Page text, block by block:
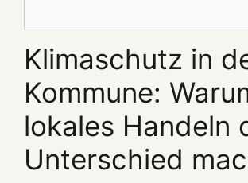
Klimaschutz in
Kommune:
lokales Handeln
Unterschied